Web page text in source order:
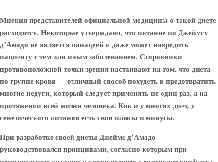
Мнения представителей официальной медицины о такой диете
расходятся. Некоторые утверждают, что питание по Джеймсу
д’Амадо не является панацеей и даже может навредить
пациенту с тем или иным заболеванием. Сторонники
противоположной точки зрения настаивают на том, что диета
по группе крови — отличный способ похудеть и предотвратить
многие недуги, который следует применять не один раз, а на
протяжении всей жизни человека. Как и у многих диет, у
генетического питания есть свои плюсы и минусы.
При разработке своей диеты Джеймс д’Амадо
руководствовался принципами, согласно которым при